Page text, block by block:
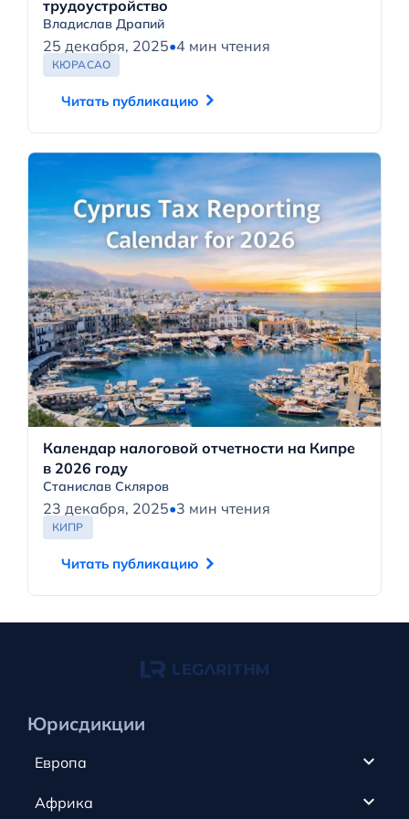
трудоустройство
Владислав Драпий
25 декабря, 2025•4 мин чтения
КЮРАСАО
Читать публикацию
Календар налоговой отчетности на Кипре
в 2026 году
Станислав Скляров
23 декабря, 2025•3 мин чтения
КИПР
Читать публикацию
Юрисдикции
Европа
Кипр
Африка